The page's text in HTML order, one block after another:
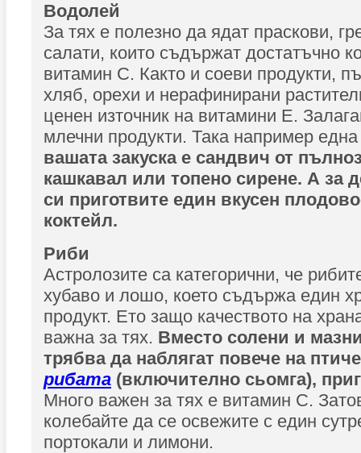
Водолей
За тях е полезно да ядат праскови,
салати, които съдържат достатъчно
витамин С. Както и соеви продукти,
хляб, орехи и нерафинирани
ценен източник на витамини Е.
млечни продукти. Така например
вашата закуска е сандвич от
кашкавал или топено сирене. А за
си приготвите един вкусен
коктейл.
Риби
Астролозите са категорични, че
хубаво и лошо, което съдържа един
продукт. Ето защо качеството на
важна за тях. Вместо солени и
трябва да наблягат повече на
рибата (включително сьомга),
Много важен за тях е витамин С.
колебайте да се освежите с един
портокали и лимони.